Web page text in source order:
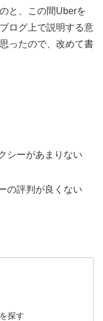
と、この間Uberを
ログ上で説明する意
ったので、改めて書
シーがあまりない
の評判が良くない
探す